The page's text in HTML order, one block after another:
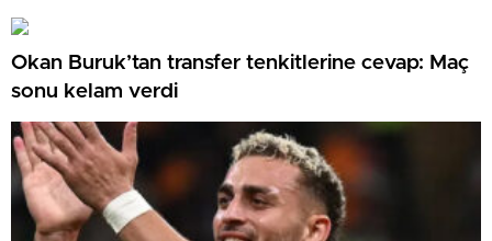
Okan Buruk’tan transfer tenkitlerine cevap: Maç
sonu kelam verdi